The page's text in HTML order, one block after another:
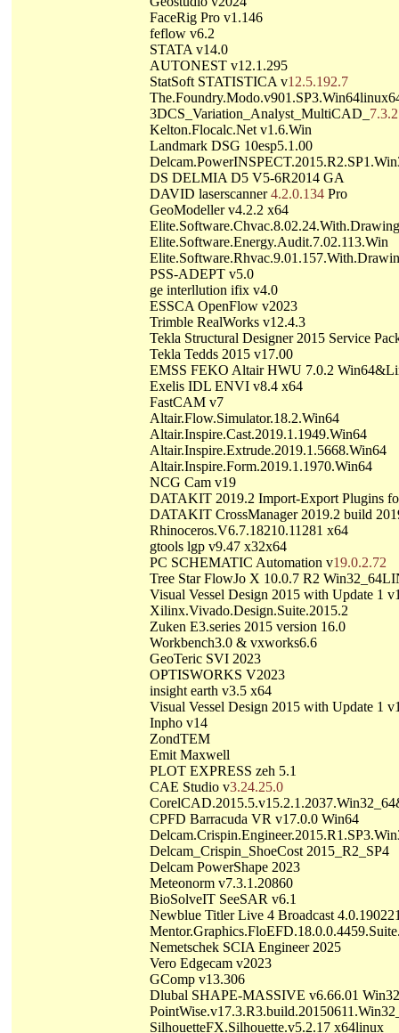
FaceRig Pro v1.146
feflow v6.2
STATA v14.0
AUTONEST v12.1.295
StatSoft STATISTICA v12.5.192.7
3DCS_Variation_Analyst_MultiCAD_
Kelton.Flocalc.Net v1.6.Win
Landmark DSG 10esp5.1.00
DS DELMIA D5 V5-6R2014 GA
DAVID laserscanner4.2.0.134 Pro
GeoModeller v4.2.2 x64
Elite.Software.Energy.Audit.7.02.113.Win
PSS-ADEPT v5.0
ge interllution ifix v4.0
ESSCA OpenFlow v2023
Trimble RealWorks v12.4.3
Tekla Structural Designer 2015 Service
Tekla Tedds 2015 v17.00
EMSS FEKO Altair HWU 7.0.2
Exelis IDL ENVI v8.4 x64
FastCAM v7
Altair.Flow.Simulator.18.2.Win64
Altair.Inspire.Cast.2019.1.1949.Win64
Altair.Inspire.Extrude.2019.1.5668.Win64
Altair.Inspire.Form.2019.1.1970.Win64
NCG Cam v19
DATAKIT 2019.2 Import-Export Plugins
DATAKIT CrossManager 2019.2 build
Rhinoceros.V6.7.18210.11281 x64
gtools lgp v9.47 x32x64
PC SCHEMATIC Automation v19.0.2.72
Tree Star FlowJo X 10.0.7 R2
Visual Vessel Design 2015 with Update 1
Xilinx.Vivado.Design.Suite.2015.2
Zuken E3.series 2015 version 16.0
Workbench3.0 & vxworks6.6
GeoTeric SVI 2023
OPTISWORKS V2023
insight earth v3.5 x64
Visual Vessel Design 2015 with Update 1
Inpho v14
ZondTEM
Emit Maxwell
PLOT EXPRESS zeh 5.1
CAE Studio v3.24.25.0
CPFD Barracuda VR v17.0.0 Win64
Delcam_Crispin_ShoeCost 2015_R2_SP4
Delcam PowerShape 2023
Meteonorm v7.3.1.20860
BioSolveIT SeeSAR v6.1
Newblue Titler Live 4 Broadcast
Nemetschek SCIA Engineer 2025
Vero Edgecam v2023
GComp v13.306
Dlubal SHAPE-MASSIVE v6.66.01 Win32
SilhouetteFX.Silhouette.v5.2.17 x64linux